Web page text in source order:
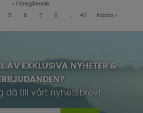
« Föregående
5 6 7 8 46 Nästa »
AV EXKLUSIVA NYHETER &
då till vårt nyhetsbrev!